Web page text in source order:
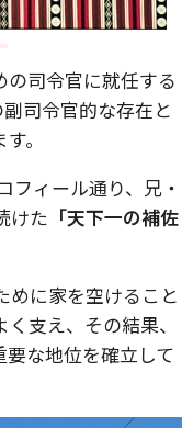
の司令官に就任する
司令官的な存在と
。
フィール通り、兄・
けた 「天下一の補佐
めに家を空けること
支え、その結果、
な地位を確立して